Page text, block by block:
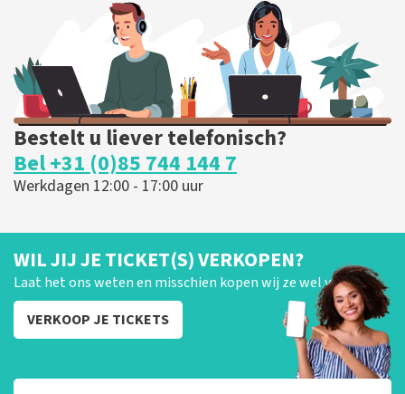
BESTEL NU
Bestelt u liever telefonisch?
Bel +31 (0)85 744 144 7
Werkdagen 12:00 - 17:00 uur
WIL JIJ JE TICKET(S) VERKOPEN?
Laat het ons weten en misschien kopen wij ze wel van je!
VERKOOP JE TICKETS